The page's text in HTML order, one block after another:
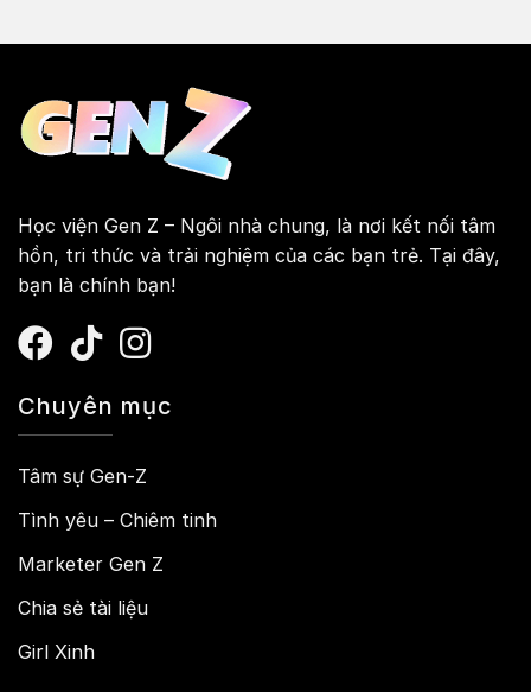
Học viện Gen Z – Ngôi nhà chung, là nơi kết nối tâm
hồn, tri thức và trải nghiệm của các bạn trẻ. Tại đây,
bạn là chính bạn!
Chuyên mục
Tâm sự Gen-Z
Tình yêu – Chiêm tinh
Marketer Gen Z
Chia sẻ tài liệu
Girl Xinh